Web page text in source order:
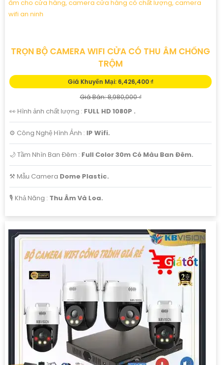
TRỌN BỘ CAMERA WIFI CỬA CÓ THU ÂM CHỐNG
TRỘM
Giá Khuyến Mại: 6,426,400 ₫
Giá Bán: 8,980,000 ₫
👀 Hình ảnh chất lượng : FULL HD 1080P .
⚙ Công Nghệ Hình Ảnh : IP Wifi.
🌙 Tầm Nhìn Ban Đêm : Full Color 30m Có Màu Ban Ðêm.
⚒ Mẫu Camera Dome Plastic.
️🎙 Khả Năng : Thu Âm Và Loa.